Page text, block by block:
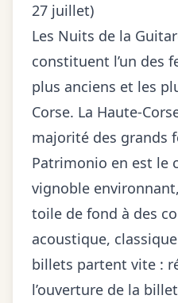
27 juillet)
Les Nuits de la
constituent l’un des
plus anciens et les
Corse. La Haute-
majorité des grands
Patrimonio en est le
vignoble
toile de fond à des
acoustique,
billets partent vite :
l’ouverture de la